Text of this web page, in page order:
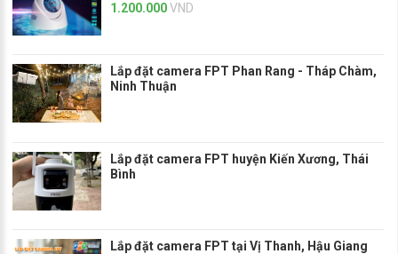
1.200.000VND
Lắp đặt camera FPT Phan Rang - Tháp Chàm,
Ninh Thuận
Lắp đặt camera FPT huyện Kiến Xương, Thái
Bình
Lắp đặt camera FPT tại Vị Thanh, Hậu Giang